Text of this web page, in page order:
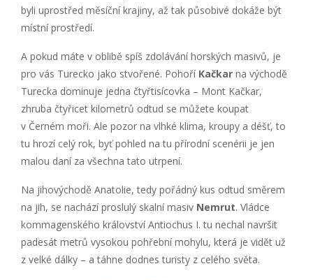
byli uprostřed měsíční krajiny, až tak působivé dokáže být
místní prostředí.
A pokud máte v oblibě spíš zdolávání horských masivů, je
pro vás Turecko jako stvořené. Pohoří Kačkar na východě
Turecka dominuje jedna čtyřtisícovka – Mont Kačkar,
zhruba čtyřicet kilometrů odtud se můžete koupat
v Černém moři. Ale pozor na vlhké klima, kroupy a déšť, to
tu hrozí celý rok, byť pohled na tu přírodní scenérii je jen
malou daní za všechna tato utrpení.
Na jihovýchodě Anatolie, tedy pořádný kus odtud směrem
na jih, se nachází proslulý skalní masiv Nemrut. Vládce
kommagenského království Antiochus I. tu nechal navršit
padesát metrů vysokou pohřební mohylu, která je vidět už
z velké dálky – a táhne dodnes turisty z celého světa.